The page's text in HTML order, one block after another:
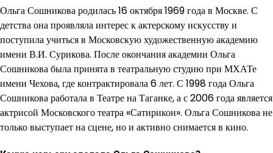
Ольга Сошникова родилась 16 октября 1969 года в Москве. С
детства она проявляла интерес к актерскому искусству и
поступила учиться в Московскую художественную академию
имени В.И. Сурикова. После окончания академии Ольга
Сошникова была принята в театральную студию при МХАТе
имени Чехова, где контрактировала 6 лет. С 1998 года Ольга
Сошникова работала в Театре на Таганке, а с 2006 года является
актрисой Московского театра «Сатирикон». Ольга Сошникова не
только выступает на сцене, но и активно снимается в кино.